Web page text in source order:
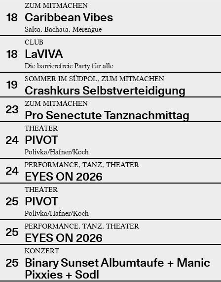
18
ZUM MITMACHEN
Caribbean Vibes
Salsa, Bachata, Merengue
18
CLUB
LaVIVA
Die barrierefreie Party für alle
19 SOMMER IM SÜDPOL, ZUM MITMACHEN
Crashkurs Selbstverteidigung
23
ZUM MITMACHEN
Pro Senectute Tanznachmittag
24
THEATER
PIVOT
Polivka/Hafner/Koch
24 PERFORMANCE, TANZ, THEATER
EYES ON 2026
25
THEATER
PIVOT
Polivka/Hafner/Koch
25 PERFORMANCE, TANZ, THEATER
EYES ON 2026
25
KONZERT
Binary Sunset Albumtaufe + Manic
Pixxies + Sodl